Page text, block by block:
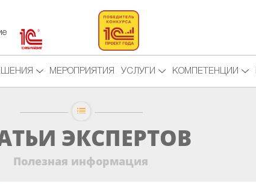
МЕРОПРИЯТИЯ УСЛУГИ КОМПЕТЕНЦИИ
ЭКСПЕРТОВ
Полезная информация